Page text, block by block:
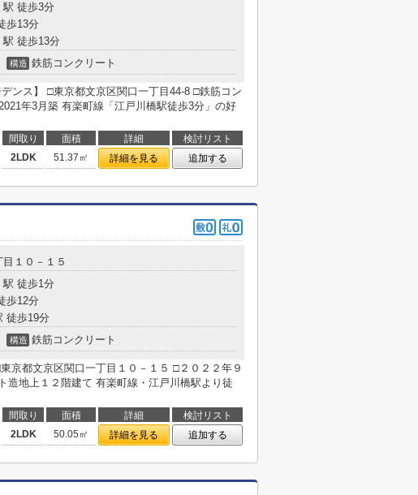
駅 徒歩3分
歩13分
駅 徒歩13分
構造 鉄筋コンクリート
デンス】 □東京都文京区関口一丁目44-8 □鉄筋コン
年3月築 有楽町線「江戸川橋駅徒歩3分」の好
間取り 面積 詳細
検討リスト
2LDK 51.37㎡ 詳細を見る 追加する
目１０－１５
駅 徒歩1分
歩12分
徒歩19分
構造 鉄筋コンクリート
京都文京区関口一丁目１０－１５ □２０２２年９
上１２階建て 有楽町線・江戸川橋駅より徒
間取り 面積 詳細
検討リスト
2LDK 50.05㎡ 詳細を見る 追加する